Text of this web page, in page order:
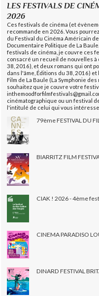
LES FESTIVALS DE
2026
Ces festivals de cinéma (et
recommande en 2026. Vous
du Festival du Cinéma Américain
Documentaire Politique de La
festivals de cinéma, je couvre ces
consacré un recueil de nouvelles
38, 2016), et deux romans qui ont
dans l'âme, Éditions du 38, 2016)
Film de La Baule (La Symphonie
souhaitez que je couvre votre
cinématographique ou un festival
l'intitulé de celui qui vous intéresse.
79ème FESTIVAL DU
BIARRITZ FILM
CIAK ! 2026 - 4ème
CINEMA PARADISO
DINARD FESTIVAL